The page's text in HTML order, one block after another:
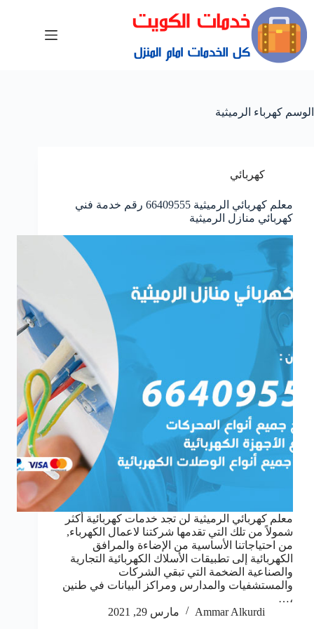
الوسم كهرباء الرميثية
كهربائي
معلم كهربائي الرميثية 66409555 رقم خدمة فني
كهربائي منازل الرميثية
معلم كهربائي الرميثية لن تجد خدمات كهربائية أكثر
شمولاً من تلك التي تقدمها شركتنا لاعمال الكهرباء,
من احتياجاتنا الأساسية من الإضاءة والمرافق
الكهربائية إلى تطبيقات الأسلاك الكهربائية التجارية
والصناعية الضخمة التي تبقي الشركات
والمستشفيات والمدارس ومراكز البيانات في طنين
،…
Ammar Alkurdi
مارس 29, 2021